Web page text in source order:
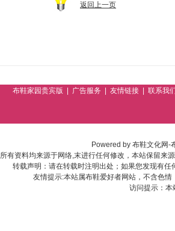
返回上一页
布鞋家园贵宾版 广告服务 友情链接 联系我
Powered by 布鞋文化网-
有资料均来源于网络,末进行任何修改，本站保留来
转载声明：请在转载时注明出处；如果您发现有
友情提示:本站属布鞋爱好者网站，不含色
访问提示：